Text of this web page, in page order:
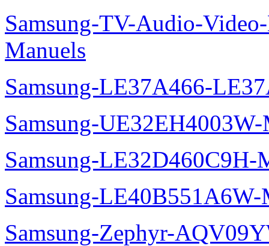
Samsung-TV-Audio-
Manuels
Samsung-LE37A466-
Samsung-UE32EH4003W-
Samsung-LE32D460C9H-
Samsung-LE40B551A6W-
Samsung-Zephyr-